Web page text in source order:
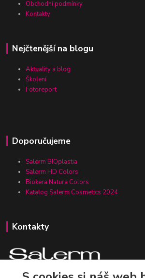
Obchodní podmínky
Kontakty
Nejčtenější na blogu
Aktuality a blog
Školení
Fotoreport
Doporučujeme
Salerm BIOplastia
Salerm HD Colors
Biokera Natura Colors
Katalog Salerm Cosmetics 2024
Kontakty